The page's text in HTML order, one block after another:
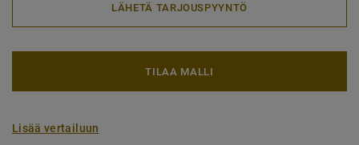
LÄHETÄ TARJOUSPYYNTÖ
TILAA MALLI
Lisää vertailuun